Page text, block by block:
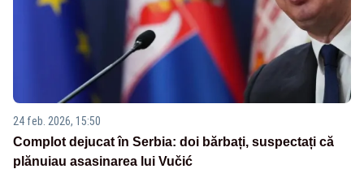
24 feb. 2026, 15:50
Complot dejucat în Serbia: doi bărbați, suspectați că
plănuiau asasinarea lui Vučić